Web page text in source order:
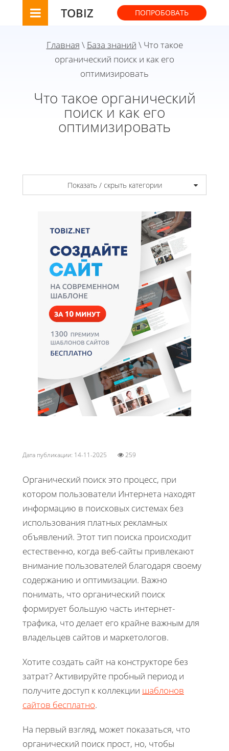
TOBIZ ПОПРОБОВАТЬ
Главная \ База знаний \ Что такое
органический поиск и как его
оптимизировать
Что такое органический
поиск и как его
оптимизировать
Показать / скрыть категории
Дата публикации: 14-11-2025 259
Органический поиск это процесс, при
котором пользователи Интернета находят
информацию в поисковых системах без
использования платных рекламных
объявлений. Этот тип поиска происходит
естественно, когда веб-сайты привлекают
внимание пользователей благодаря своему
содержанию и оптимизации. Важно
понимать, что органический поиск
формирует большую часть интернет-
трафика, что делает его крайне важным для
владельцев сайтов и маркетологов.
Хотите создать сайт на конструкторе без
затрат? Активируйте пробный период и
получите доступ к коллекции шаблонов
сайтов бесплатно.
На первый взгляд, может показаться, что
органический поиск прост, но, чтобы